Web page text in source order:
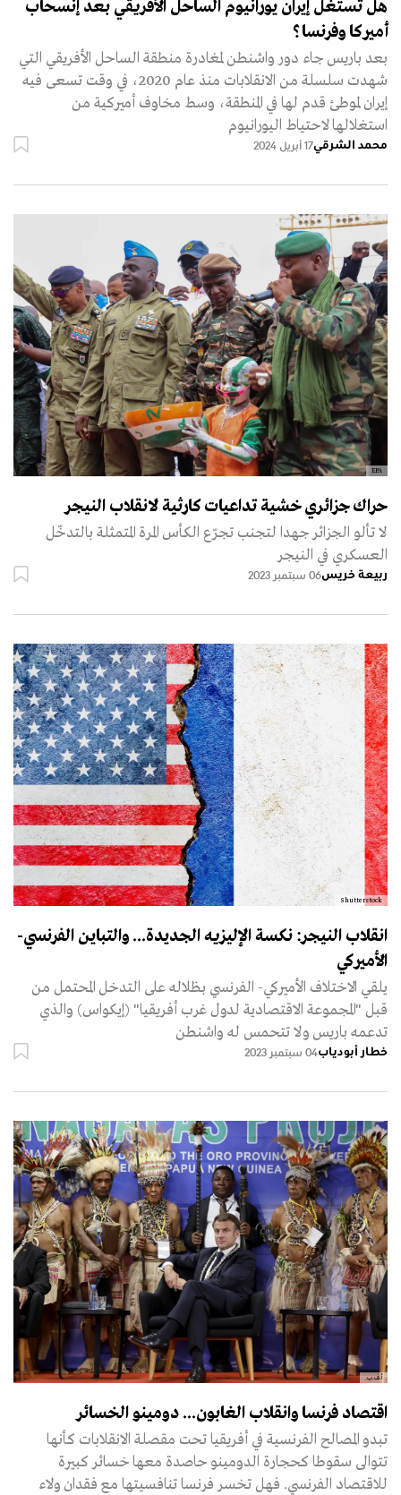
هل تستغل إيران يورانيوم الساحل الأفريقي بعد إنسحاب
أميركا وفرنسا؟
بعد باريس جاء دور واشنطن لمغادرة منطقة الساحل الأفريقي التي
شهدت سلسلة من الانقلابات منذ عام 2020، في وقت تسعى فيه
إيران لموطئ قدم لها في المنطقة، وسط مخاوف أميركية من
استغلالها لاحتياط اليورانيوم
محمد الشرقي17 أبريل 2024
EPA
حراك جزائري خشية تداعيات كارثية لانقلاب النيجر
لا تألو الجزائر جهدا لتجنب تجرّع الكأس المرة المتمثلة بالتدخّل
العسكري في النيجر
ربيعة خريس06 سبتمبر 2023
Shutterstock
انقلاب النيجر: نكسة الإليزيه الجديدة... والتباين الفرنسي-
الأميركي
يلقي الاختلاف الأميركي- الفرنسي بظلاله على التدخل المحتمل من
قبل "المجموعة الاقتصادية لدول غرب أفريقيا" (إيكواس) والذي
تدعمه باريس ولا تتحمس له واشنطن
خطار أبودياب04 سبتمبر 2023
أ.ف.ب.
اقتصاد فرنسا وانقلاب الغابون... دومينو الخسائر
تبدو المصالح الفرنسية في أفريقيا تحت مقصلة الانقلابات كأنها
تتوالى سقوطا كحجارة الدومينو حاصدة معها خسائر كبيرة
للاقتصاد الفرنسي. فهل تخسر فرنسا تنافسيتها مع فقدان ولاء